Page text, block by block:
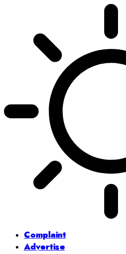
Complaint
Advertise